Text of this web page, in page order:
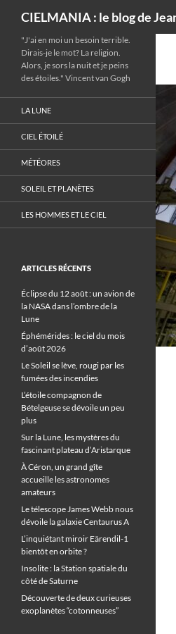
CIELMANIA : le blog de
"J'ai en moi un besoin terrible.
Dirais-je le mot? La religion.
Alors, je sors la nuit et je peins
des étoiles." Vincent van Gogh
LA LUNE
CIEL ÉTOILÉ
MÉTÉORES
SOLEIL ET PLANÈTES
LES HOMMES ET LE CIEL
ARTICLES RÉCENTS
Éclipse du 12 août : un avion de
la NASA dans l’ombre de la
Lune
Éphémérides : le ciel du mois
d’août 2026
Le Soleil se lève, rougi par les
fumées des incendies
L’étoile compagnon de
Bételgeuse se dévoile un peu
plus
Sur la Lune, les mystères du
fascinant plateau d’Aristarque
À Céron, un grand gîte
accueille les astronomes
amateurs
Le télescope James Webb nous
dévoile la galaxie Centaurus A
L’inquiétant miroir Eärendil-1
bientôt en orbite ?
Insolite : la Station spatiale du
côté de Saturne
Découverte de deux curieuses
exoplanètes “cotonneuses”